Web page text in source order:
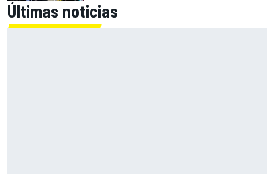
Últimas noticias